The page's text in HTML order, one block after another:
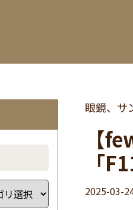
眼鏡、サ
【
「
2025-03-